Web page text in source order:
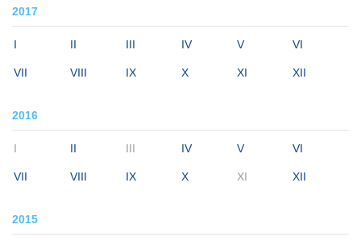
2017
I II III IV V VI
VII VIII IX X XI XII
2016
I II III IV V VI
VII VIII IX X XI XII
2015